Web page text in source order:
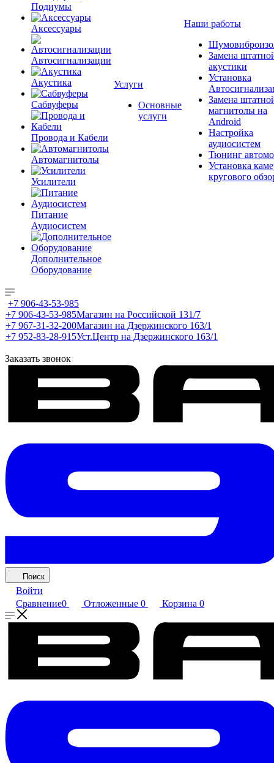
Подиумы
Аксессуары
Автосигнализации
Акустика
Сабвуферы
Провода и Кабели
Автомагнитолы
Усилители
Питание
Аудиосистем
Дополнительное
Оборудование
Услуги
Основные
услуги
Наши работы
Замена
акустики
Установка
Замена
магнитолы на
Android
Настройка
аудиосистем
Тюнинг
Установка
кругового
+7 906-43-53-985
+7 906-43-53-985Магазин на Российской 131/7
+7 967-31-32-200Магазин на Дзержинского 163/1
+7 952-83-28-915Уст.Центр на Дзержинского 163/1
Заказать звонок
Поиск
Войти
Сравнение0 Отложенные 0 Корзина 0